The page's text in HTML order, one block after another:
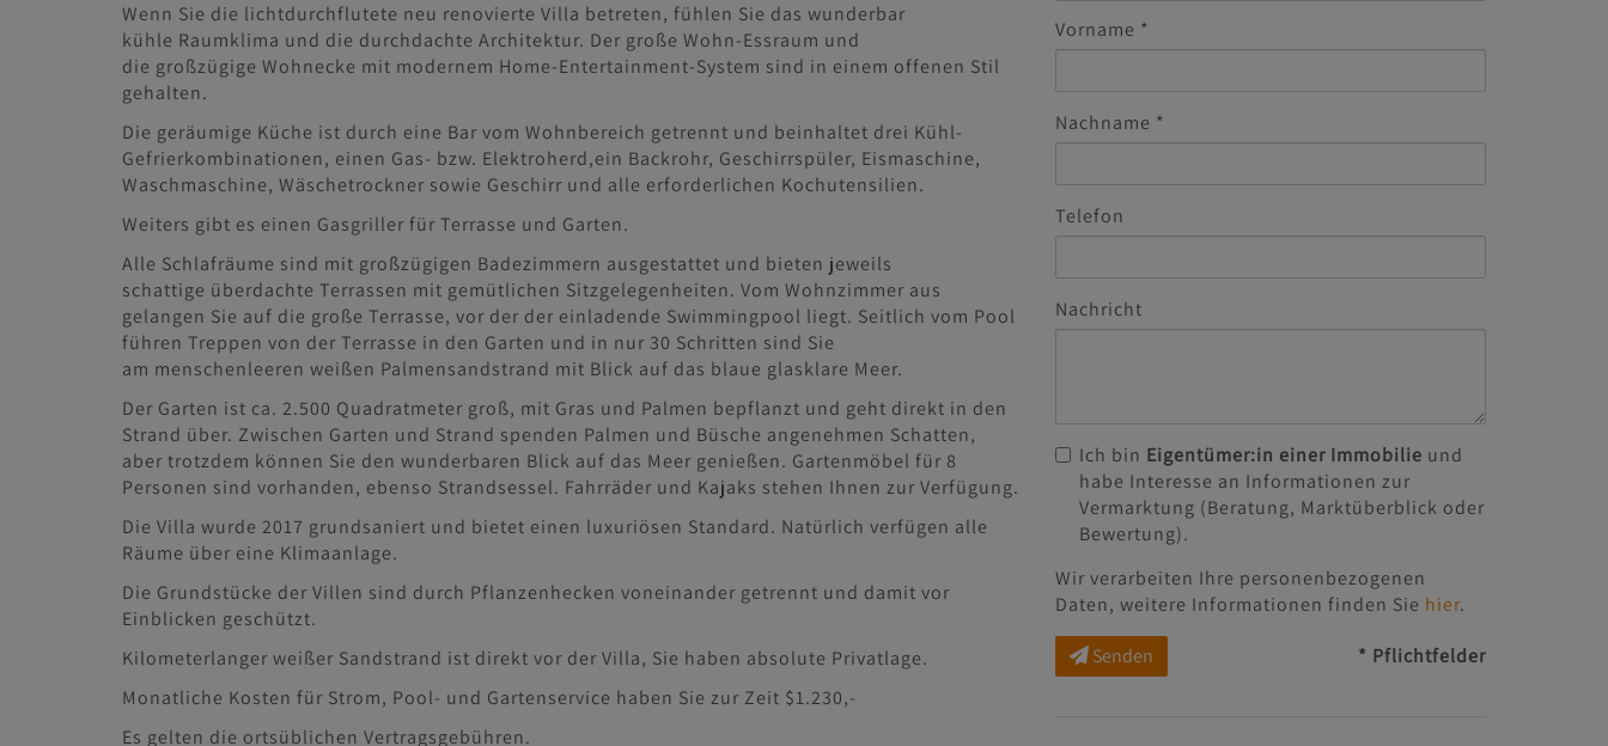
Wenn Sie die lichtdurchflutete neu renovierte Villa betreten, fühlen Sie das wunderbar
kühle Raumklima und die durchdachte Architektur. Der große Wohn-Essraum und
die großzügige Wohnecke mit modernem Home-Entertainment-System sind in einem offenen Stil
gehalten.
Die geräumige Küche ist durch eine Bar vom Wohnbereich getrennt und beinhaltet drei Kühl-
Gefrierkombinationen, einen Gas- bzw. Elektroherd,ein Backrohr, Geschirrspüler, Eismaschine,
Waschmaschine, Wäschetrockner sowie Geschirr und alle erforderlichen Kochutensilien.
Weiters gibt es einen Gasgriller für Terrasse und Garten.
Alle Schlafräume sind mit großzügigen Badezimmern ausgestattet und bieten jeweils
schattige überdachte Terrassen mit gemütlichen Sitzgelegenheiten. Vom Wohnzimmer aus
gelangen Sie auf die große Terrasse, vor der der einladende Swimmingpool liegt. Seitlich vom Pool
führen Treppen von der Terrasse in den Garten und in nur 30 Schritten sind Sie
am menschenleeren weißen Palmensandstrand mit Blick auf das blaue glasklare Meer.
Der Garten ist ca. 2.500 Quadratmeter groß, mit Gras und Palmen bepflanzt und geht direkt in den
Strand über. Zwischen Garten und Strand spenden Palmen und Büsche angenehmen Schatten,
aber trotzdem können Sie den wunderbaren Blick auf das Meer genießen. Gartenmöbel für 8
Personen sind vorhanden, ebenso Strandsessel. Fahrräder und Kajaks stehen Ihnen zur Verfügung.
Die Villa wurde 2017 grundsaniert und bietet einen luxuriösen Standard. Natürlich verfügen alle
Räume über eine Klimaanlage.
Die Grundstücke der Villen sind durch Pflanzenhecken voneinander getrennt und damit vor
Einblicken geschützt.
Kilometerlanger weißer Sandstrand ist direkt vor der Villa, Sie haben absolute Privatlage.
Monatliche Kosten für Strom, Pool- und Gartenservice haben Sie zur Zeit $1.230,-
Es gelten die ortsüblichen Vertragsgebühren.
Vorname
Nachname
Telefon
Nachricht
Ich bin Eigentümer:in einer Immobilie und
habe Interesse an Informationen zur
Vermarktung (Beratung, Marktüberblick oder
Bewertung).
Wir verarbeiten Ihre personenbezogenen
Daten, weitere Informationen finden Sie hier.
Senden * Pflichtfelder